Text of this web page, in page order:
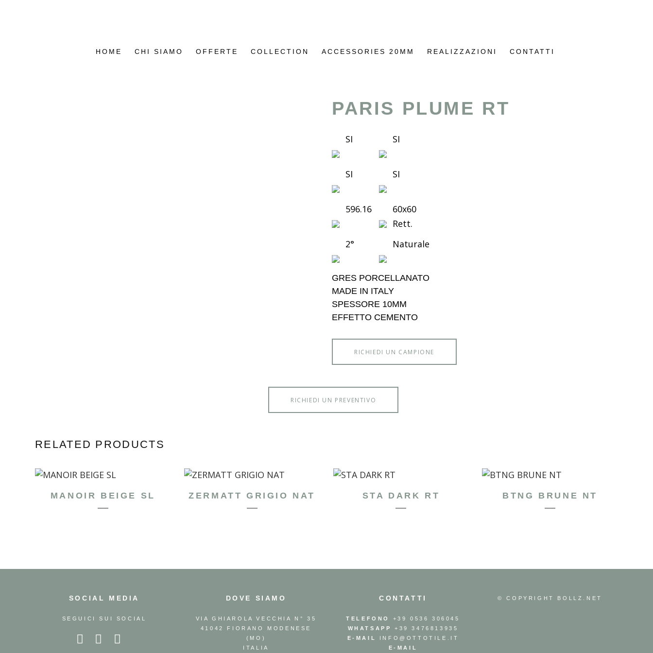
HOME CHI SIAMO OFFERTE COLLECTION ACCESSORIES 20MM REALIZZAZIONI CONTATTI
PARIS PLUME RT
SI SI
SI SI
596.16
60x60
Rett.
2°
Naturale
GRES PORCELLANATO
MADE IN ITALY
SPESSORE 10MM
EFFETTO CEMENTO
RICHIEDI UN CAMPIONE
RICHIEDI UN PREVENTIVO
RELATED PRODUCTS
MANOIR BEIGE SL ZERMATT GRIGIO NAT STA DARK RT BTNG BRUNE NT
SOCIAL MEDIA
SEGUICI SUI SOCIAL
DOVE SIAMO
VIA GHIAROLA VECCHIA N° 35
41042 FIORANO MODENESE
(MO)
ITALIA
CONTATTI
TELEFONO
+39 0536 306045
WHATSAPP
+39 3476813935
E-MAIL
INFO@OTTOTILE.IT
E-MAIL
© COPYRIGHT BOLLZ.NET